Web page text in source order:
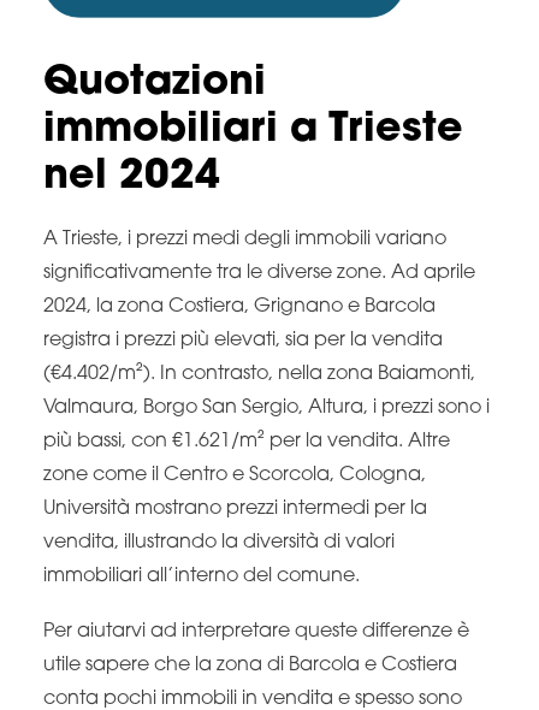
Quotazioni
immobiliari a Trieste
nel 2024
A Trieste, i prezzi medi degli immobili variano
significativamente tra le diverse zone. Ad aprile
2024, la zona Costiera, Grignano e Barcola
registra i prezzi più elevati, sia per la vendita
(€4.402/m²). In contrasto, nella zona Baiamonti,
Valmaura, Borgo San Sergio, Altura, i prezzi sono i
più bassi, con €1.621/m² per la vendita. Altre
zone come il Centro e Scorcola, Cologna,
Università mostrano prezzi intermedi per la
vendita, illustrando la diversità di valori
immobiliari all’interno del comune.
Per aiutarvi ad interpretare queste differenze è
utile sapere che la zona di Barcola e Costiera
conta pochi immobili in vendita e spesso sono